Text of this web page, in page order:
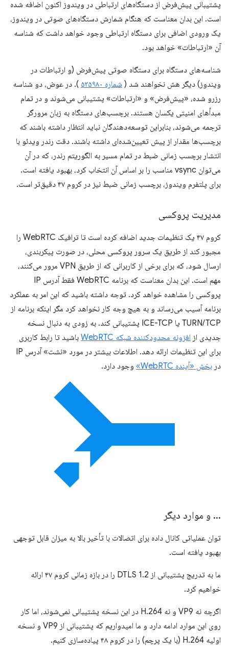
پشتیبانی پیش‌فرض از دستگاه‌های ارتباطی در ویندوز اکنون اضافه شده
است. این بدان معناست که هنگام شمارش دستگاه‌های صوتی در ویندوز،
یک ورودی اضافی برای دستگاه ارتباطی وجود خواهد داشت که شناسه
آن «ارتباطات» خواهد بود.
شناسه‌های دستگاه برای دستگاه صوتی پیش‌فرض (و ارتباطات در
ویندوز) دیگر هش نخواهند شد ( شماره ۵۳۵۹۸۰
). در عوض، دو شناسه
رزرو شده، «پیش‌فرض» و «ارتباطات» پشتیبانی می‌شوند و در تمام
مبدأهای امنیتی یکسان هستند. برچسب‌های دستگاه به زبان مرورگر
ترجمه می‌شوند، بنابراین توسعه‌دهندگان نباید انتظار داشته باشند که
برچسب‌ها مقدار از پیش تعیین‌شده‌ای داشته باشند. دقت رندر ویدئو با
انتشار برچسب زمانی ضبط در تمام مسیر به الگوریتم رندر، که در آن
می‌توان vsync مناسب را بر اساس آن انتخاب کرد، بهبود یافته است.
برای پلتفرم ویندوز، برچسب زمانی ضبط نیز در کروم ۴۷ دقیق‌تر است.
مدیریت پروکسی
کروم ۴۷ یک تنظیمات جدید اضافه کرده است تا ترافیک WebRTC را
مجبور کند از طریق یک سرور پروکسی محلی، در صورت پیکربندی،
ارسال شود، که برای برخی از کاربرانی که از طریق VPN مرور می‌کنند،
مهم است. این بدان معناست که برنامه WebRTC فقط آدرس IP
پروکسی را مشاهده خواهد کرد. توجه داشته باشید که این امر به عملکرد
برنامه آسیب می‌رساند و به هیچ وجه کار نخواهد کرد مگر اینکه برنامه از
TURN/TCP یا ICE-TCP پشتیبانی کند. به زودی به دنبال نسخه
جدیدی از افزونه محدودکننده شبکه WebRTC
باشید تا رابط کاربری
برای این تنظیمات ارائه دهد. اطلاعات بیشتر در مورد «نشت» آدرس IP
در بخش «آینده WebRTC» وجود دارد.
.
.
. و موارد دیگر
توان عملیاتی کانال داده برای اتصالات با تأخیر بالا به میزان قابل توجهی
بهبود یافته است.
ما به تدریج پشتیبانی از DTLS 1.2 را در بازه زمانی کروم ۴۷ ارائه
خواهیم کرد.
اگرچه نه VP9 و نه H.264 در این نسخه پشتیبانی نمی‌شوند، اما کار
روی این موارد ادامه دارد و ما امیدواریم که پشتیبانی از VP9 و نسخه
اولیه H.264 (با یک پرچم) را در کروم ۴۸ پیاده‌سازی کنیم.